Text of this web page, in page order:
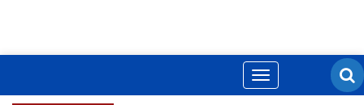
Toggle
navigation